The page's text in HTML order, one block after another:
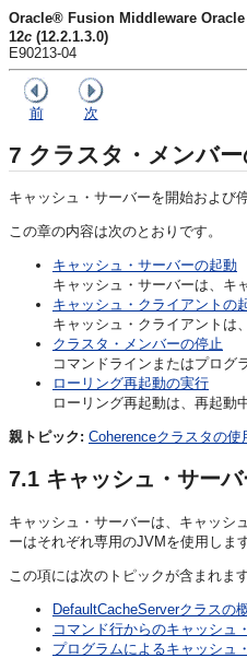
Oracle® Fusion Middleware Oracle
12c (12.2.1.3.0)
E90213-04
前 次
7 クラスタ・メンバ
キャッシュ・サーバーを開始および
この章の内容は次のとおりです。
キャッシュ・サーバーの起動
キャッシュ・サーバーは、キ
キャッシュ・クライアントの
キャッシュ・クライアントは
クラスタ・メンバーの停止
コマンドラインまたはプログ
ローリング再起動の実行
ローリング再起動は、再起動
親トピック: Coherenceクラスタの使
7.1 キャッシュ・サー
キャッシュ・サーバーは、キャッシ
ーはそれぞれ専用のJVMを使用します
この項には次のトピックが含まれま
DefaultCacheServerクラスの
コマンド行からのキャッシュ
プログラムによるキャッシュ